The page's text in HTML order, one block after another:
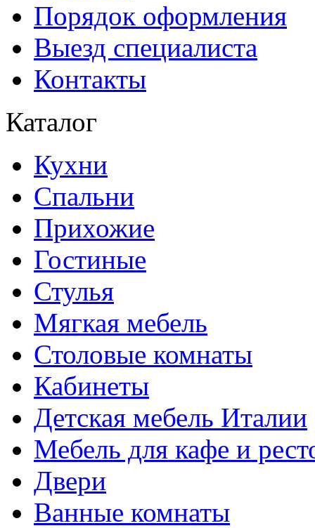
Порядок оформления
Выезд специалиста
Контакты
Каталог
Кухни
Спальни
Прихожие
Гостиные
Стулья
Мягкая мебель
Столовые комнаты
Кабинеты
Детская мебель Италии
Мебель для кафе и
Двери
Ванные комнаты